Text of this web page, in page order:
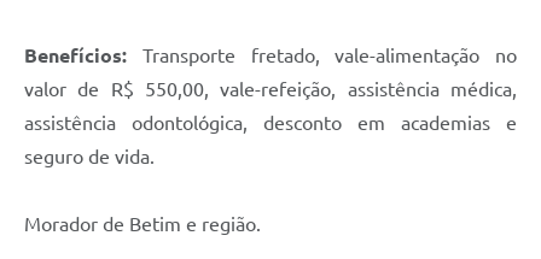
Benefícios: Transporte fretado, vale-alimentação no
valor de R$ 550,00, vale-refeição, assistência médica,
assistência odontológica, desconto em academias e
seguro de vida.
Morador de Betim e região.